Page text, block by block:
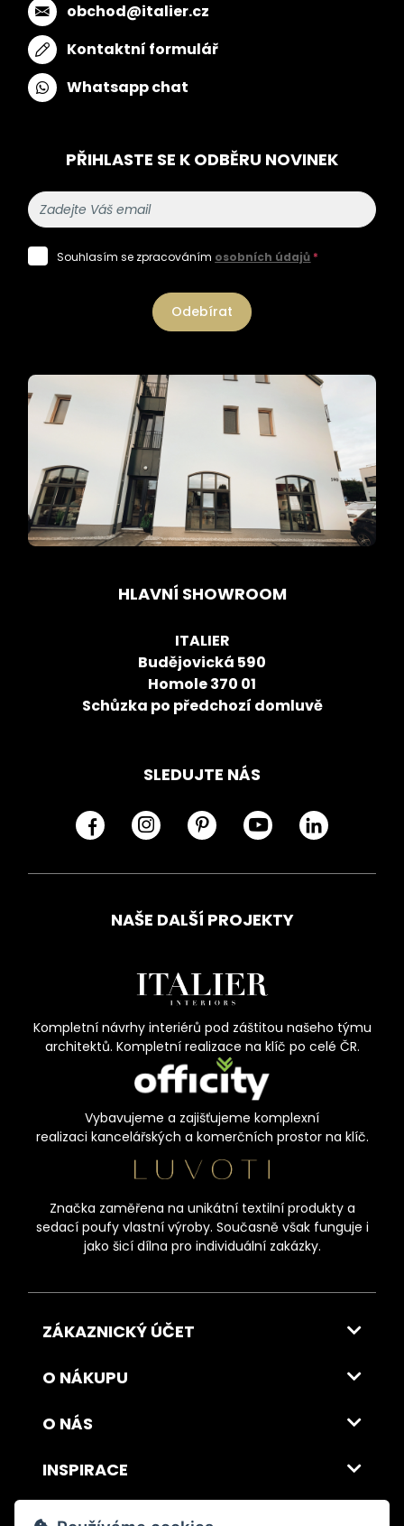
obchod@italier.cz
Kontaktní formulář
Whatsapp chat
PŘIHLASTE SE K ODBĚRU NOVINEK
Souhlasím se zpracováním osobních údajů *
Odebírat
HLAVNÍ SHOWROOM
ITALIER
Budějovická 590
Homole 370 01
Schůzka po předchozí domluvě
SLEDUJTE NÁS
NAŠE DALŠÍ PROJEKTY
Kompletní návrhy interiérů pod záštitou našeho týmu
architektů. Kompletní realizace na klíč po celé ČR.
Vybavujeme a zajišťujeme komplexní
realizaci kancelářských a komerčních prostor na klíč.
Značka zaměřena na unikátní textilní produkty a
sedací poufy vlastní výroby. Současně však funguje i
jako šicí dílna pro individuální zakázky.
ZÁKAZNICKÝ ÚČET
O NÁKUPU
O NÁS
INSPIRACE
DOPRAVA A PLATBA